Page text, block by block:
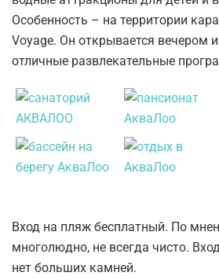
Особенность – на территории
Voyage. Он открывается вечером
отличные развлекательные
Вход на пляж бесплатный. По
многолюдно, не всегда чисто.
нет больших камней.